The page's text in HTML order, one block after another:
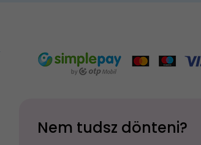
Nem tudsz dönteni?